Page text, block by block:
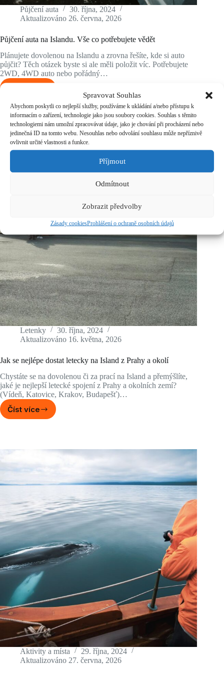
Spravovat Souhlas
Abychom poskytli co nejlepší služby, používáme k ukládání a/nebo přístupu k
informacím o zařízení, technologie jako jsou soubory cookies. Souhlas s těmito
technologiemi nám umožní zpracovávat údaje, jako je chování při procházení nebo
jedinečná ID na tomto webu. Nesouhlas nebo odvolání souhlasu může nepříznivě
ovlivnit určité vlastnosti a funkce.
Příjmout
Odmítnout
Zobrazit předvolby
Zásady cookiesProhlášení o ochraně osobních údajů
Půjčení auta
30. října, 2024
Aktualizováno 26. června, 2026
Půjčení auta na Islandu. Vše co potřebujete vědět
Plánujete dovolenou na Islandu a zrovna řešíte, kde si auto
půjčit? Těch otázek byste si ale měli položit víc. Potřebujete
2WD, 4WD auto nebo pořádný…
na
Islandu.
Vše
co
potřebujete
Letenky
30. října, 2024
Aktualizováno 16. května, 2026
Jak se nejlépe dostat letecky na Island z Prahy a okolí
Chystáte se na dovolenou či za prací na Island a přemýšlíte,
jaké je nejlepší letecké spojení z Prahy a okolních zemí?
(Vídeň, Katovice, Krakov, Budapešť)…
Číst více
Jak
letecky
Island
a
okolí
Aktivity a místa
29. října, 2024
Aktualizováno 27. června, 2026